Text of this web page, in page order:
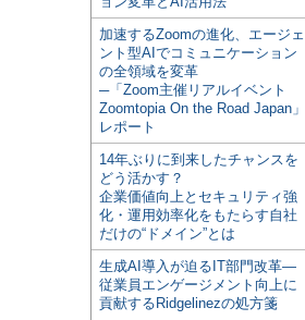
加速するZoomの進化、エージェ
ント型AIでコミュニケーション
の全領域を変革
─「Zoom主催リアルイベント
Zoomtopia On the Road Japan」
レポート
14年ぶりに到来したチャンスを
どう活かす？
企業価値向上とセキュリティ強
化・運用効率化をもたらす自社
だけの“ドメイン”とは
生成AI導入が迫るIT部門改革―
従業員エンゲージメント向上に
貢献するRidgelinezの処方箋